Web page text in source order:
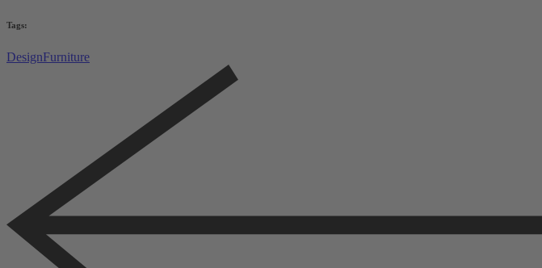
Tags:
DesignFurniture